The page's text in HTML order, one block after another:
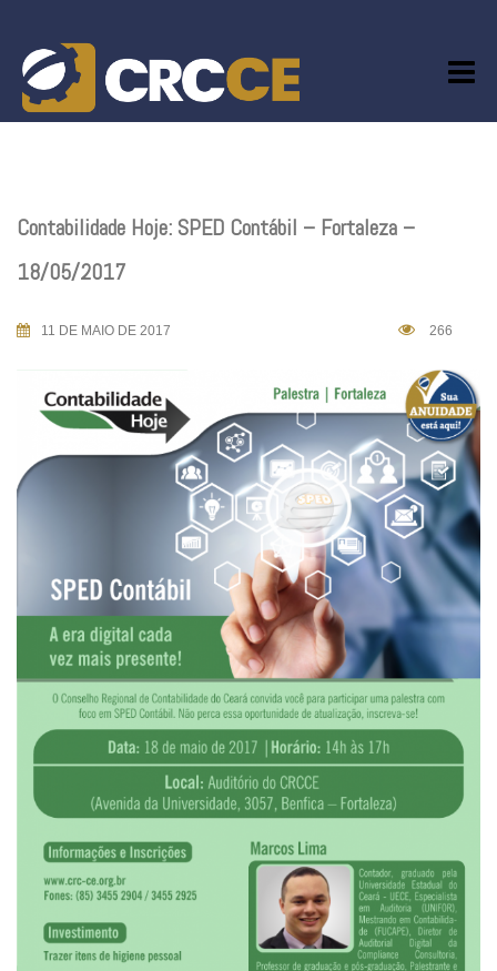
content
Contabilidade Hoje: SPED Contábil – Fortaleza –
18/05/2017
11 DE MAIO DE 2017 266